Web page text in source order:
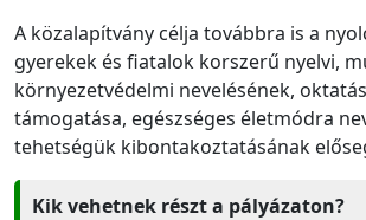
A közalapítvány célja továbbra is a
gyerekek és fiatalok korszerű nyelvi,
környezetvédelmi nevelésének,
támogatása, egészséges életmódra
tehetségük kibontakoztatásának
Kik vehetnek részt a pályázaton?